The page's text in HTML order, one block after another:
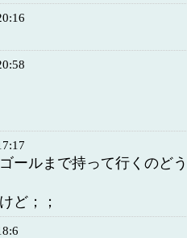
ールまで持って行くのど
ど；；